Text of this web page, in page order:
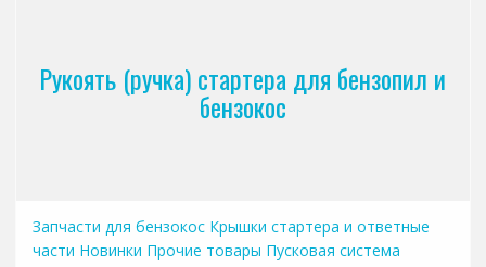
Рукоять (ручка) стартера для бензопил и
бензокос
Запчасти для бензокос Крышки стартера и ответные
части Новинки Прочие товары Пусковая система